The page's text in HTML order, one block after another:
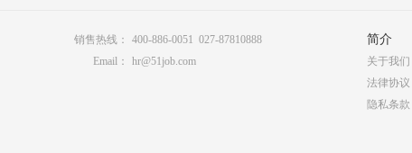
销售热线：
400-886-0051 027-87810888
Email：
hr@51job.com
简介
关于我们
法律协议
隐私条款